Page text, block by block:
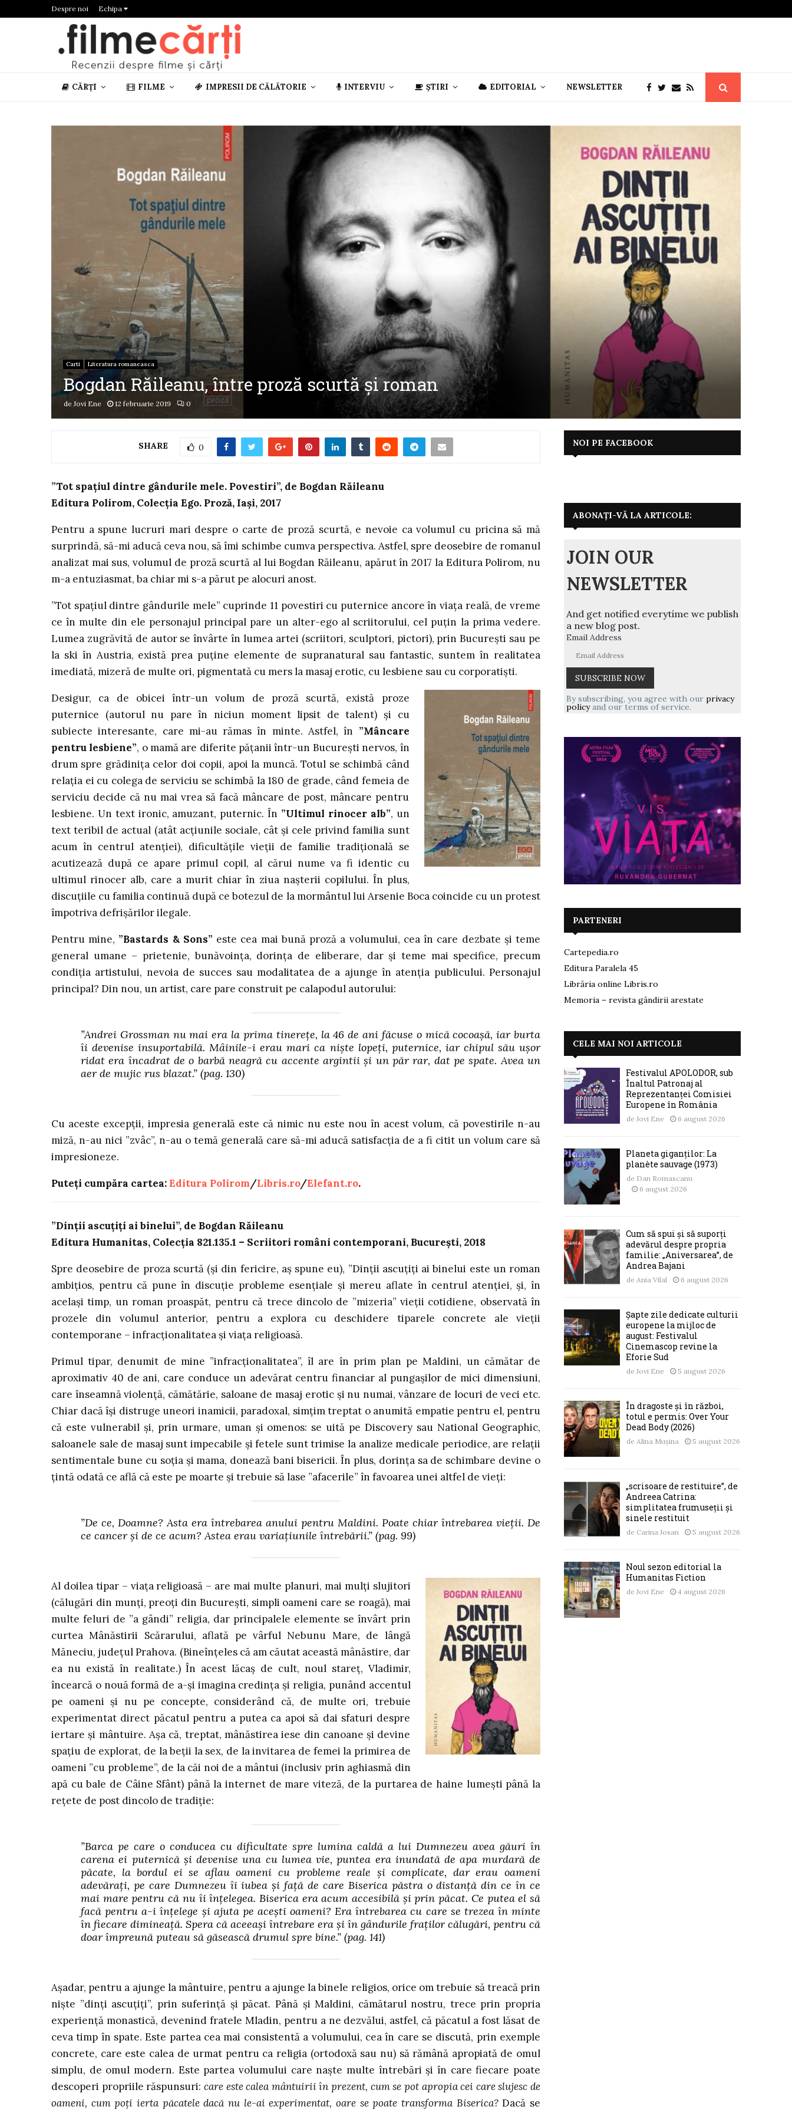
Despre noi Echipa
CĂRȚI FILME IMPRESII DE CĂLĂTORIE INTERVIU ȘTIRI EDITORIAL NEWSLETTER
Carti Literatura romaneasca
Bogdan Răileanu, între proză scurtă și roman
de Jovi Ene 12 februarie 2019 0
SHARE 0
”Tot spațiul dintre gândurile mele. Povestiri”, de Bogdan Răileanu
Editura Polirom, Colecția Ego. Proză, Iași, 2017
Pentru a spune lucruri mari despre o carte de proză scurtă, e nevoie ca volumul cu pricina să mă
surprindă, să-mi aducă ceva nou, să îmi schimbe cumva perspectiva. Astfel, spre deosebire de romanul
analizat mai sus, volumul de proză scurtă al lui Bogdan Răileanu, apărut în 2017 la Editura Polirom, nu
m-a entuziasmat, ba chiar mi s-a părut pe alocuri anost.
”Tot spațiul dintre gândurile mele” cuprinde 11 povestiri cu puternice ancore în viața reală, de vreme
ce în multe din ele personajul principal pare un alter-ego al scriitorului, cel puțin la prima vedere.
Lumea zugrăvită de autor se învârte în lumea artei (scriitori, sculptori, pictori), prin București sau pe
la ski în Austria, există prea puține elemente de supranatural sau fantastic, suntem în realitatea
imediată, mizeră de multe ori, pigmentată cu mers la masaj erotic, cu lesbiene sau cu corporatiști.
Desigur, ca de obicei într-un volum de proză scurtă, există proze
puternice (autorul nu pare în niciun moment lipsit de talent) și cu
subiecte interesante, care mi-au rămas în minte. Astfel, în ”Mâncare
pentru lesbiene”, o mamă are diferite pățanii într-un București nervos, în
drum spre grădinița celor doi copii, apoi la muncă. Totul se schimbă când
relația ei cu colega de serviciu se schimbă la 180 de grade, când femeia de
serviciu decide că nu mai vrea să facă mâncare de post, mâncare pentru
lesbiene. Un text ironic, amuzant, puternic. În ”Ultimul rinocer alb”, un
text teribil de actual (atât acțiunile sociale, cât și cele privind familia sunt
acum în centrul atenției), dificultățile vieții de familie tradițională se
acutizează după ce apare primul copil, al cărui nume va fi identic cu
ultimul rinocer alb, care a murit chiar în ziua nașterii copilului. În plus,
discuțiile cu familia continuă după ce botezul de la mormântul lui Arsenie Boca coincide cu un protest
împotriva defrișărilor ilegale.
Pentru mine, ”Bastards & Sons” este cea mai bună proză a volumului, cea în care dezbate și teme
general umane – prietenie, bunăvoința, dorința de eliberare, dar și teme mai specifice, precum
condiția artistului, nevoia de succes sau modalitatea de a ajunge în atenția publicului. Personajul
principal? Din nou, un artist, care pare construit pe calapodul autorului:
”Andrei Grossman nu mai era la prima tinerețe, la 46 de ani făcuse o mică cocoașă, iar burta
îi devenise insuportabilă. Mâinile-i erau mari ca niște lopeți, puternice, iar chipul său ușor
ridat era încadrat de o barbă neagră cu accente argintii și un păr rar, dat pe spate. Avea un
aer de mujic rus blazat.” (pag. 130)
Cu aceste excepții, impresia generală este că nimic nu este nou în acest volum, că povestirile n-au
miză, n-au nici ”zvâc”, n-au o temă generală care să-mi aducă satisfacția de a fi citit un volum care să
impresioneze.
Puteți cumpăra cartea:Editura Polirom/Libris.ro/Elefant.ro.
”Dinții ascuțiți ai binelui”, de Bogdan Răileanu
Editura Humanitas, Colecția 821.135.1 – Scriitori români contemporani, București, 2018
Spre deosebire de proza scurtă (și din fericire, aș spune eu), ”Dinții ascuțiți ai binelui este un roman
ambițios, pentru că pune în discuție probleme esențiale și mereu aflate în centrul atenției, și, în
același timp, un roman proaspăt, pentru că trece dincolo de ”mizeria” vieții cotidiene, observată în
prozele din volumul anterior, pentru a explora cu deschidere tiparele concrete ale vieții
contemporane – infracționalitatea și viața religioasă.
Primul tipar, denumit de mine ”infracționalitatea”, îl are în prim plan pe Maldini, un cămătar de
aproximativ 40 de ani, care conduce un adevărat centru financiar al pungașilor de mici dimensiuni,
care înseamnă violență, cămătărie, saloane de masaj erotic și nu numai, vânzare de locuri de veci etc.
Chiar dacă își distruge uneori inamicii, paradoxal, simțim treptat o anumită empatie pentru el, pentru
că este vulnerabil și, prin urmare, uman și omenos: se uită pe Discovery sau National Geographic,
saloanele sale de masaj sunt impecabile și fetele sunt trimise la analize medicale periodice, are relații
sentimentale bune cu soția și mama, donează bani bisericii. În plus, dorința sa de schimbare devine o
țintă odată ce află că este pe moarte și trebuie să lase ”afacerile” în favoarea unei altfel de vieți:
”De ce, Doamne? Asta era întrebarea anului pentru Maldini. Poate chiar întrebarea vieţii. De
ce cancer şi de ce acum? Astea erau variaţiunile întrebării.” (pag. 99)
Al doilea tipar – viața religioasă – are mai multe planuri, mai mulți slujitori
(călugări din munți, preoți din București, simpli oameni care se roagă), mai
multe feluri de ”a gândi” religia, dar principalele elemente se învârt prin
curtea Mânăstirii Scărarului, aflată pe vârful Nebunu Mare, de lângă
Măneciu, județul Prahova. (Bineînțeles că am căutat această mânăstire, dar
ea nu există în realitate.) În acest lăcaș de cult, noul stareț, Vladimir,
încearcă o nouă formă de a-și imagina credința și religia, punând accentul
pe oameni și nu pe concepte, considerând că, de multe ori, trebuie
experimentat direct păcatul pentru a putea ca apoi să dai sfaturi despre
iertare și mântuire. Așa că, treptat, mânăstirea iese din canoane și devine
spațiu de explorat, de la beții la sex, de la invitarea de femei la primirea de
oameni ”cu probleme”, de la căi noi de a mântui (inclusiv prin aghiasmă din
apă cu bale de Câine Sfânt) până la internet de mare viteză, de la purtarea de haine lumești până la
rețete de post dincolo de tradiție:
”Barca pe care o conducea cu dificultate spre lumina caldă a lui Dumnezeu avea găuri în
carena ei puternică şi devenise una cu lumea vie, puntea era inundată de apa murdară de
păcate, la bordul ei se aflau oameni cu probleme reale şi complicate, dar erau oameni
adevăraţi, pe care Dumnezeu îi iubea şi faţă de care Biserica păstra o distanţă din ce în ce
mai mare pentru că nu îi înţelegea. Biserica era acum accesibilă şi prin păcat. Ce putea el să
facă pentru a-i înţelege şi ajuta pe aceşti oameni? Era întrebarea cu care se trezea în minte
în fiecare dimineaţă. Spera că aceeaşi întrebare era şi în gândurile fraţilor călugări, pentru că
doar împreună puteau să găsească drumul spre bine.” (pag. 141)
Așadar, pentru a ajunge la mântuire, pentru a ajunge la binele religios, orice om trebuie să treacă prin
niște ”dinți ascuțiți”, prin suferință și păcat. Până și Maldini, cămătarul nostru, trece prin propria
experiență monastică, devenind fratele Mladin, pentru a ne dezvălui, astfel, că păcatul a fost lăsat de
ceva timp în spate. Este partea cea mai consistentă a volumului, cea în care se discută, prin exemple
concrete, care este calea de urmat pentru ca religia (ortodoxă sau nu) să rămână apropiată de omul
simplu, de omul modern. Este partea volumului care naște multe întrebări și în care fiecare poate
descoperi propriile răspunsuri: care este calea mântuirii în prezent, cum se pot apropia cei care slujesc de
oameni, cum poți ierta păcatele dacă nu le-ai experimentat, oare se poate transforma Biserica?Dacă se
NOI PE FACEBOOK
ABONAȚI-VĂ LA ARTICOLE:
JOIN OUR
NEWSLETTER
And get notified everytime we publish
a new blog post.
Email Address
By subscribing, you agree with our privacy
policyand our terms of service.
PARTENERI
Cartepedia.ro
Editura Paralela 45
Librăria online Libris.ro
Memoria – revista gândirii arestate
CELE MAI NOI ARTICOLE
Festivalul APOLODOR, sub
Înaltul Patronaj al
Reprezentanței Comisiei
Europene în România
de Jovi Ene 6 august 2026
Planeta giganților: La
planète sauvage (1973)
de Dan Romascanu
6 august 2026
Cum să spui și să suporți
adevărul despre propria
familie: „Aniversarea”, de
Andrea Bajani
de Ania Vilal 6 august 2026
Șapte zile dedicate culturii
europene la mijloc de
august: Festivalul
Cinemascop revine la
Eforie Sud
de Jovi Ene 5 august 2026
În dragoste și în război,
totul e permis: Over Your
Dead Body (2026)
de Alina Mușina 5 august 2026
„scrisoare de restituire”, de
Andreea Catrina:
simplitatea frumuseții și
sinele restituit
de Carina Josan 5 august 2026
Noul sezon editorial la
Humanitas Fiction
de Jovi Ene 4 august 2026